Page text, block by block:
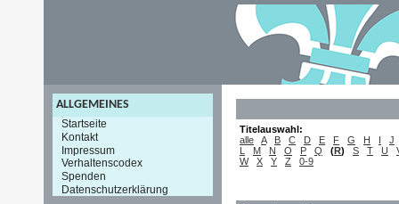
ALLGEMEINES
Startseite
Kontakt
Impressum
Verhaltenscodex
Spenden
Datenschutzerklärung
Titelauswahl:
alle
A B C D E F G H I
J
L
M N O P Q (R) S T U
W
X Y Z 0-9